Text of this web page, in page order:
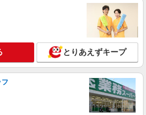
通うのが楽しみになる＊ホテルのような美
サ高住のSTAFF
時給1500円〜2125円 ＜日払い有/週払い有/交
全支給(ガソリン代含む)＞
詳細を見る
とりあえずキープ